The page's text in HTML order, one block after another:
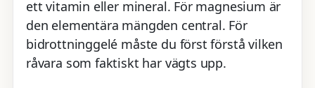
ett vitamin eller mineral. För magnesium är
den elementära mängden central. För
bidrottninggelé måste du först förstå vilken
råvara som faktiskt har vägts upp.